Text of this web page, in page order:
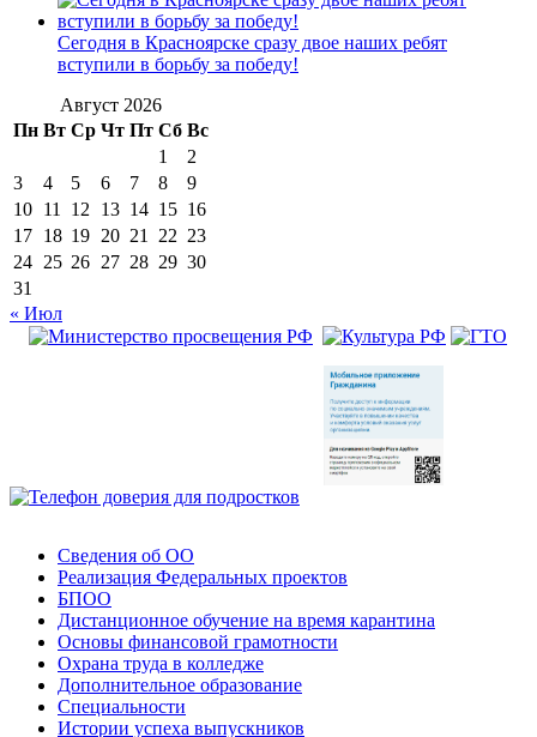
Сегодня в Красноярске сразу двое наших ребят
вступили в борьбу за победу!
Август 2026
Пн Вт Ср Чт Пт Сб Вс
1
2
3
4 5 6 7 8
9
10 11 12 13 14 15 16
17 18 19 20 21 22 23
24 25 26 27 28 29 30
31
« Июл
Сведения об ОО
Реализация Федеральных проектов
БПОО
Дистанционное обучение на время карантина
Основы финансовой грамотности
Охрана труда в колледже
Дополнительное образование
Специальности
Истории успеха выпускников